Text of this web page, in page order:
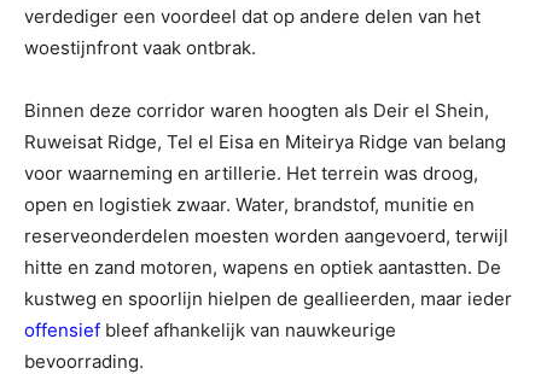
verdediger een voordeel dat op andere delen van het
woestijnfront vaak ontbrak.
Binnen deze corridor waren hoogten als Deir el Shein,
Ruweisat Ridge, Tel el Eisa en Miteirya Ridge van belang
voor waarneming en artillerie. Het terrein was droog,
open en logistiek zwaar. Water, brandstof, munitie en
reserveonderdelen moesten worden aangevoerd, terwijl
hitte en zand motoren, wapens en optiek aantastten. De
kustweg en spoorlijn hielpen de geallieerden, maar ieder
offensief bleef afhankelijk van nauwkeurige
bevoorrading.